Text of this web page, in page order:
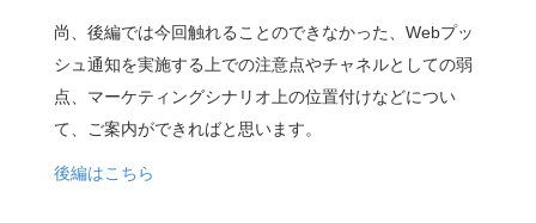
尚、後編では今回触れることのできなかった、Webプッ
シュ通知を実施する上での注意点やチャネルとしての弱
点、マーケティングシナリオ上の位置付けなどについ
て、ご案内ができればと思います。
後編はこちら